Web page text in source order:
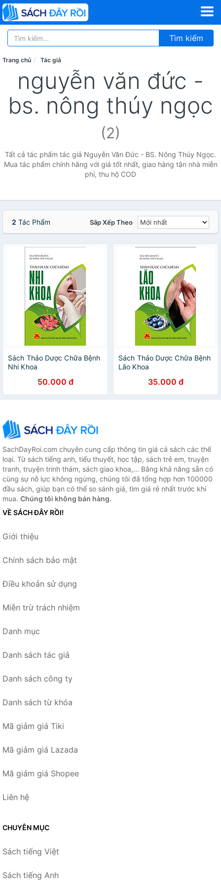
Tìm kiếm
Trang chủ Tác giả
nguyễn văn đức -
bs. nông thúy ngọc
(2)
Tất cả tác phẩm tác giả Nguyễn Văn Đức - BS. Nông Thúy Ngọc.
Mua tác phẩm chính hãng với giá tốt nhất, giao hàng tận nhà miễn
phí, thu hộ COD
2 Tác Phẩm Sắp Xếp Theo
Sách Thảo Dược Chữa Bệnh
Nhi Khoa
50.000 đ
Sách Thảo Dược Chữa Bệnh
Lão Khoa
35.000 đ
SachDayRoi.com chuyên cung cấp thông tin giá cả sách các thể
loại. Từ sách tiếng anh, tiểu thuyết, học tập, sách trẻ em, truyện
tranh, truyện trinh thám, sách giao khoa,... Bằng khả năng sẵn có
cùng sự nỗ lực không ngừng, chúng tôi đã tổng hợp hơn 100000
đầu sách, giúp bạn có thể so sánh giá, tìm giá rẻ nhất trước khi
mua. Chúng tôi không bán hàng.
VỀ SÁCH ĐÂY RỒI!
Giới thiệu
Chính sách bảo mật
Điều khoản sử dụng
Miễn trừ trách nhiệm
Danh mục
Danh sách tác giả
Danh sách công ty
Danh sách từ khóa
Mã giảm giá Tiki
Mã giảm giá Lazada
Mã giảm giá Shopee
Liên hệ
CHUYÊN MỤC
Sách tiếng Việt
Sách tiếng Anh